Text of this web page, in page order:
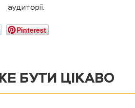
аудиторії.
Pinterest
БУТИ ЦІКАВО